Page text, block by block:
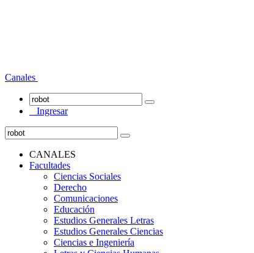
Canales
Ingresar
CANALES
Facultades
Ciencias Sociales
Derecho
Comunicaciones
Educación
Estudios Generales Letras
Estudios Generales Ciencias
Ciencias e Ingeniería